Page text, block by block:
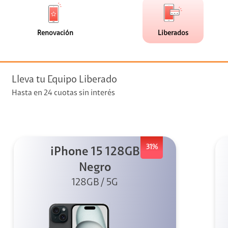
+ Telefonía
streaming
de
faceta
Renovación
(0)
faceta
Liberados
Lleva tu Equipo Liberado
Hasta en 24 cuotas sin interés
31%
iPhone 15 128GB
Negro
128GB / 5G